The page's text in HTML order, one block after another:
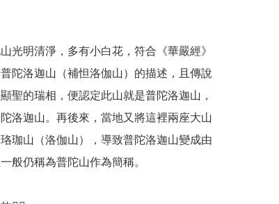
光明清淨，多有小白花，符合《華嚴經》
普陀洛迦山（補怛洛伽山）的描述，且傳說
聖的瑞相，便認定此山就是普陀洛迦山，
洛迦山。再後來，當地又將這裡兩座大山
珈山（洛伽山），導致普陀洛迦山變成由
般仍稱為普陀山作為簡稱。